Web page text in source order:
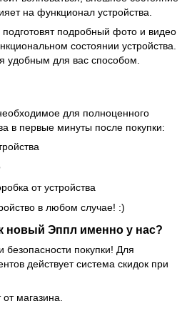
на функционал устройства.
подробный фото и видео
состоянии устройства.
удобным для вас способом.
для полноценного
в первые минуты после покупки:
от устройства
в любом случае! :)
новый Эппл именно у нас?
покупки! Для
действует система скидок при
магазина.